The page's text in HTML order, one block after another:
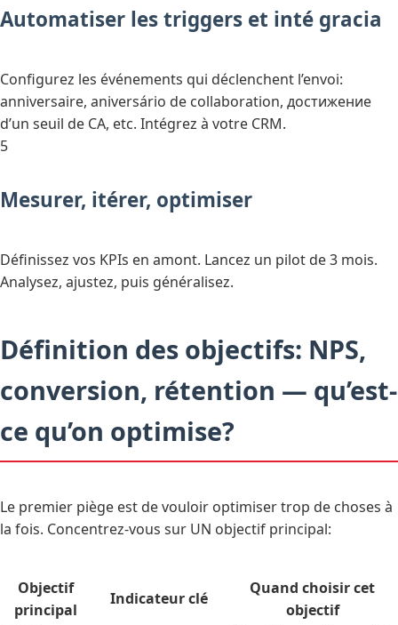
Automatiser les triggers et inté gracia
Configurez les événements qui déclenchent l’envoi:
anniversaire, aniversário de collaboration, достижение
d’un seuil de CA, etc. Intégrez à votre CRM.
5
Mesurer, itérer, optimiser
Définissez vos KPIs en amont. Lancez un pilot de 3 mois.
Analysez, ajustez, puis généralisez.
Définition des objectifs: NPS,
conversion, rétention — qu’est-
ce qu’on optimise?
Le premier piège est de vouloir optimiser trop de choses à
la fois. Concentrez-vous sur UN objectif principal:
Objectif
principal
Indicateur clé
Quand choisir cet
objectif